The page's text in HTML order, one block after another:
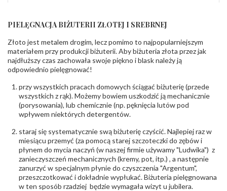
INNE PARAMETRY
DIAMENTY
Producent
odpowiedzialny:
PZ Stelmach Sp. z o.o. ul. Północna 22 45-805
Opole; NIP 7542889545; Tel. +48 77 54 90 100;
biuro@stelmach.pl
Bezpieczeństwo
- rodzaj
ostrzeżenia:
Nie nadaje się dla dzieci w wieku poniżej 3 lat
,Elementy w wyrobie wykonane z białego złota
zawierają nikiel
PIELĘGNACJA BIŻUTERII ZŁOTEJ I SREBRNEJ
Złoto jest metalem drogim, lecz pomimo to najpopularniejszym
materiałem przy produkcji biżuterii. Aby biżuteria złota przez jak
najdłuższy czas zachowała swoje piękno i blask należy ją
odpowiednio pielęgnować!
przy wszystkich pracach domowych ściągać biżuterię (przede
wszystkich z rąk). Możemy bowiem uszkodzić ją mechanicznie
(porysowania), lub chemicznie (np. pęknięcia lutów pod
wpływem niektórych detergentów.
staraj się systematycznie swą biżuterię czyścić. Najlepiej raz w
miesiącu przemyć (za pomocą starej szczoteczki do zębów i
płynem do mycia naczyń (w naszej firmie używamy "Ludwika") z
zanieczyszczeń mechanicznych (kremy, pot, itp.) , a następnie
zanurzyć w specjalnym płynie do czyszczenia "Argentum",
przeszczotkować i dokładnie wypłukać. Biżuteria pielęgnowana
w ten sposób rzadziej będzie wymagała wizyt u jubilera.